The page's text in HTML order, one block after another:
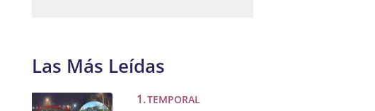
Las Más Leídas
TEMPORAL